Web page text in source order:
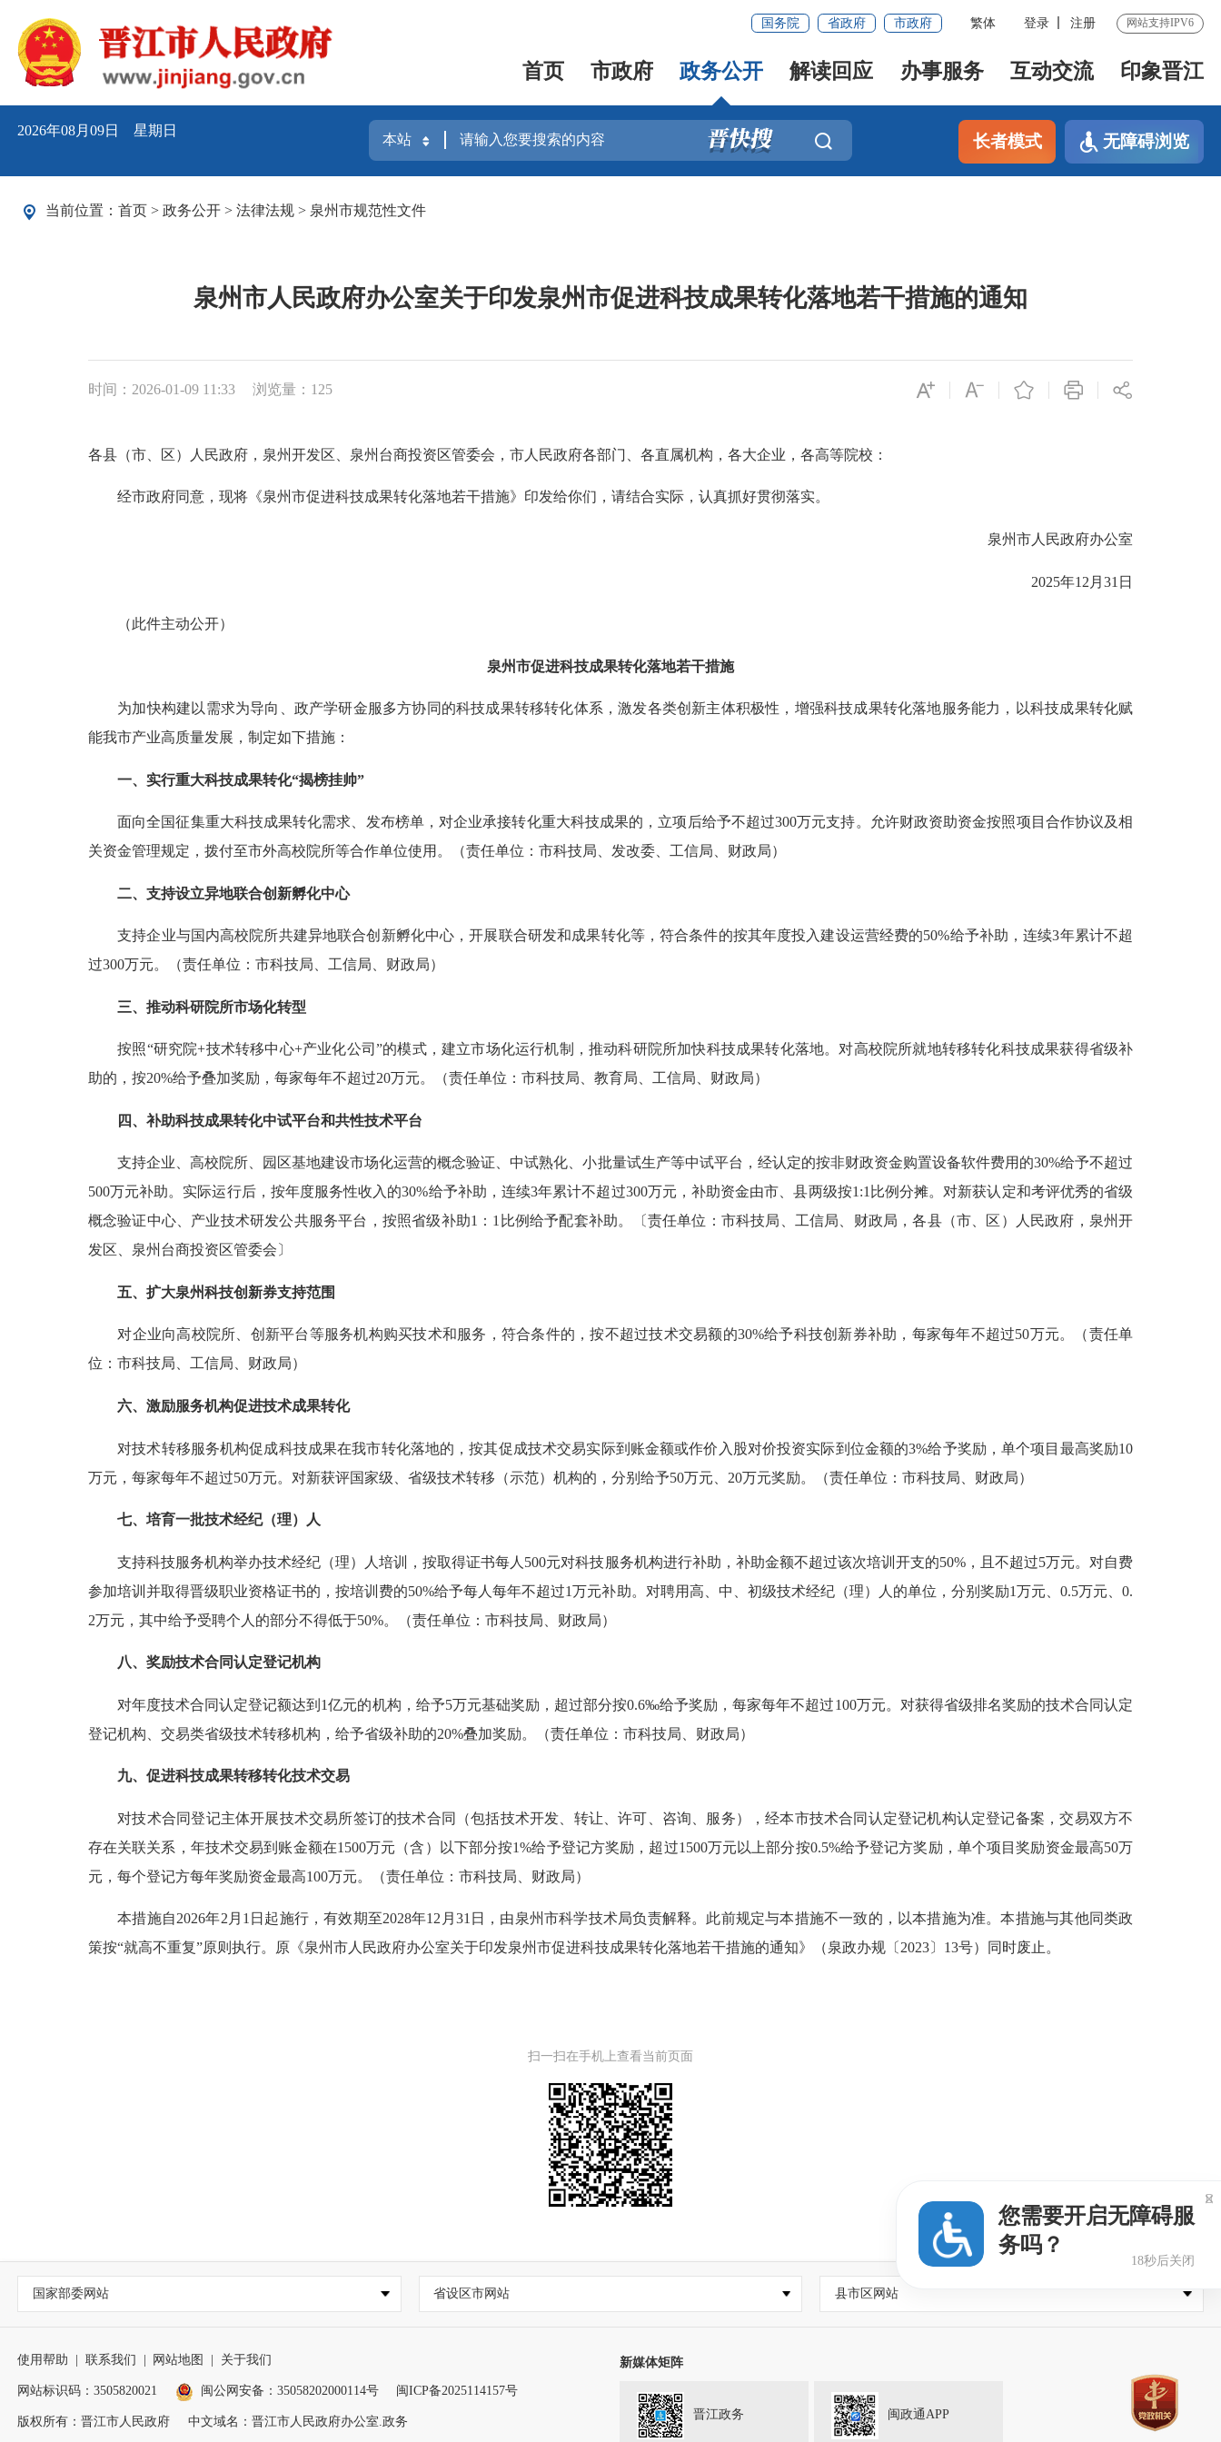
国务院 省政府 市政府 繁体 登录 注册 网站支持IPV6
首页 市政府 政务公开 解读回应 办事服务 互动交流 印象晋江
2026年08月09日 星期日
长者模式 无障碍浏览
当前位置： 首页 > 政务公开 > 法律法规 > 泉州市规范性文件
泉州市人民政府办公室关于印发泉州市促进科技成果转化落地若干措施的通知
时间：2026-01-09 11:33 浏览量： 125
各县（市、区）人民政府，泉州开发区、泉州台商投资区管委会，市人民政府各部门、各直属机构，各大企业，各高等院校：
经市政府同意，现将《泉州市促进科技成果转化落地若干措施》印发给你们，请结合实际，认真抓好贯彻落实。
泉州市人民政府办公室
2025年12月31日
（此件主动公开）
泉州市促进科技成果转化落地若干措施
为加快构建以需求为导向、政产学研金服多方协同的科技成果转移转化体系，激发各类创新主体积极性，增强科技成果转化落地服务能力，以科技成果转化赋
能我市产业高质量发展，制定如下措施：
一、实行重大科技成果转化“揭榜挂帅”
面向全国征集重大科技成果转化需求、发布榜单，对企业承接转化重大科技成果的，立项后给予不超过300万元支持。允许财政资助资金按照项目合作协议及相
关资金管理规定，拨付至市外高校院所等合作单位使用。（责任单位：市科技局、发改委、工信局、财政局）
二、支持设立异地联合创新孵化中心
支持企业与国内高校院所共建异地联合创新孵化中心，开展联合研发和成果转化等，符合条件的按其年度投入建设运营经费的50%给予补助，连续3年累计不超
过300万元。（责任单位：市科技局、工信局、财政局）
三、推动科研院所市场化转型
按照“研究院+技术转移中心+产业化公司”的模式，建立市场化运行机制，推动科研院所加快科技成果转化落地。对高校院所就地转移转化科技成果获得省级补
助的，按20%给予叠加奖励，每家每年不超过20万元。（责任单位：市科技局、教育局、工信局、财政局）
四、补助科技成果转化中试平台和共性技术平台
支持企业、高校院所、园区基地建设市场化运营的概念验证、中试熟化、小批量试生产等中试平台，经认定的按非财政资金购置设备软件费用的30%给予不超过
500万元补助。实际运行后，按年度服务性收入的30%给予补助，连续3年累计不超过300万元，补助资金由市、县两级按1:1比例分摊。对新获认定和考评优秀的省级
概念验证中心、产业技术研发公共服务平台，按照省级补助1：1比例给予配套补助。〔责任单位：市科技局、工信局、财政局，各县（市、区）人民政府，泉州开
发区、泉州台商投资区管委会〕
五、扩大泉州科技创新券支持范围
对企业向高校院所、创新平台等服务机构购买技术和服务，符合条件的，按不超过技术交易额的30%给予科技创新券补助，每家每年不超过50万元。（责任单
位：市科技局、工信局、财政局）
六、激励服务机构促进技术成果转化
对技术转移服务机构促成科技成果在我市转化落地的，按其促成技术交易实际到账金额或作价入股对价投资实际到位金额的3%给予奖励，单个项目最高奖励10
万元，每家每年不超过50万元。对新获评国家级、省级技术转移（示范）机构的，分别给予50万元、20万元奖励。（责任单位：市科技局、财政局）
七、培育一批技术经纪（理）人
支持科技服务机构举办技术经纪 （理）人培训，按取得证书每人500元对科技服务机构进行补助，补助金额不超过该次培训开支的50%，且 不超过5万元。对自费
参加培训并取得晋级职业资格证书的，按培训费的50%给予每人每年不超过1万元补助。对聘用高、中、初级技术经纪（理）人的单位，分别奖励1万元、0.5万元、0.
2万元，其中给予受聘个人的部分不得低于50%。（责任单位：市科技局、财政局）
八、奖励技术合同认定登记机构
对年度技术合同认定登记额达到1亿元的机构，给予5万元基础奖励，超过部分按0.6‰给予奖励，每家每年不超过100万元。对获得省级排名奖励的技术合同认定
登记机构、交易类省级技术转移机构，给予省级补助的20%叠加奖励。（责任单位：市科技局、财政局）
九、促进科技成果转移转化技术交易
对技术合同登记主体开展技术交易所签订的技术合同（包括技术开发、转让、许可、咨询、服务），经本市技术合同认定登记机构认定登记备案，交易双方不
存在关联关系，年技术交易到账金额在1500万元（含）以下部分按1%给予登记方奖励， 超过1500万元以上部分按0.5%给予登记方奖励，单个项目奖励资金最高50万
元，每个登记方每年奖励资金最高100万元。（责任单位：市科技局、财政局）
本措施自2026年2月1日起施行，有效期至2028年12月31日，由泉州市科学技术局负责解释。此前规定与本措施不一致的，以本措施为准。本措施与其他同类政
策按“就高不重复”原则执行。原《泉州市人民政府办公室关于印发泉州市促进科技成果转化落地若干措施的通知》（泉政办规〔2023〕13号）同时废止。
扫一扫在手机上查看当前页面
国家部委网站 省设区市网站 县市区网站
使用帮助 联系我们 网站地图 关于我们
网站标识码：3505820021 闽公网安备：35058202000114号 闽ICP备2025114157号
版权所有：晋江市人民政府 中文域名：晋江市人民政府办公室.政务
新媒体矩阵
晋江政务 闽政通APP
您需要开启无障碍服
务吗？
18秒后关闭
